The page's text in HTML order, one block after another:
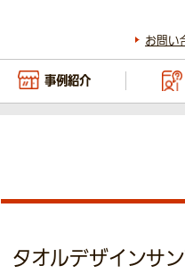
お問い
事例紹介
タオルデザインサン